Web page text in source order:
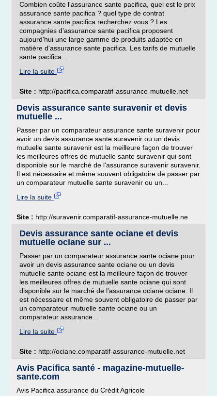
Combien coûte l'assurance sante pacifica, quel est le prix
assurance sante pacifica ? quel type de contrat
assurance sante pacifica recherchez vous ? Les
compagnies d'assurance sante pacifica proposent
aujourd'hui une large gamme de produits adaptée en
matière d'assurance sante pacifica. Les tarifs de mutuelle
sante pacifica...
Lire la suite
Site : http://pacifica.comparatif-assurance-mutuelle.net
Devis assurance sante suravenir et devis
mutuelle ...
Passer par un comparateur assurance sante suravenir pour
avoir un devis assurance sante suravenir ou un devis
mutuelle sante suravenir est la meilleure façon de trouver
les meilleures offres de mutuelle sante suravenir qui sont
disponible sur le marché de l'assurance suravenir suravenir.
Il est nécessaire et même souvent obligatoire de passer par
un comparateur mutuelle sante suravenir ou un...
Lire la suite
Site : http://suravenir.comparatif-assurance-mutuelle.ne
Devis assurance sante ociane et devis
mutuelle ociane sur ...
Passer par un comparateur assurance sante ociane pour
avoir un devis assurance sante ociane ou un devis
mutuelle sante ociane est la meilleure façon de trouver
les meilleures offres de mutuelle sante ociane qui sont
disponible sur le marché de l'assurance ociane ociane. Il
est nécessaire et même souvent obligatoire de passer par
un comparateur mutuelle sante ociane ou un
comparateur assurance...
Lire la suite
Site : http://ociane.comparatif-assurance-mutuelle.net
Avis Pacifica santé - magazine-mutuelle-
sante.com
Avis Pacifica assurance du Crédit Agricole